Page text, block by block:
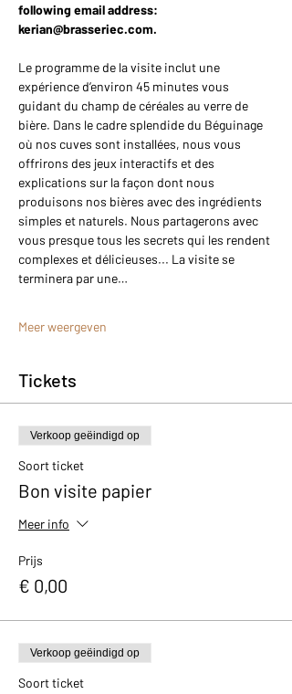
following email address:
kerian@brasseriec.com.
Le programme de la visite inclut une
expérience d’environ 45 minutes vous
guidant du champ de céréales au verre de
bière. Dans le cadre splendide du Béguinage
où nos cuves sont installées, nous vous
offrirons des jeux interactifs et des
explications sur la façon dont nous
produisons nos bières avec des ingrédients
simples et naturels. Nous partagerons avec
vous presque tous les secrets qui les rendent
complexes et délicieuses... La visite se
terminera par une…
Meer weergeven
Tickets
Verkoop geëindigd op
Soort ticket
Bon visite papier
Meer info
Prijs
€ 0,00
Verkoop geëindigd op
Soort ticket